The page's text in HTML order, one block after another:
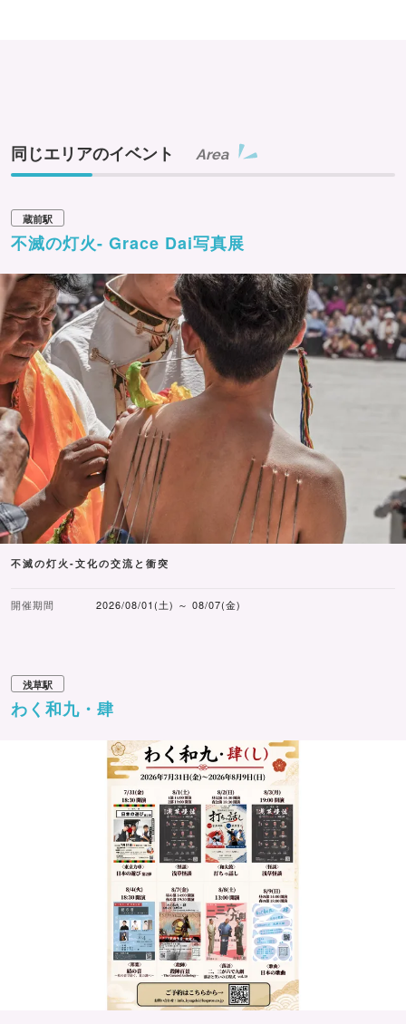
同じエリアのイベント Area
蔵前駅
不滅の灯火- Grace Dai写真展
不滅の灯火-文化の交流と衝突
開催期間 2026/08/01(土) ～ 08/07(金)
浅草駅
わく和九・肆